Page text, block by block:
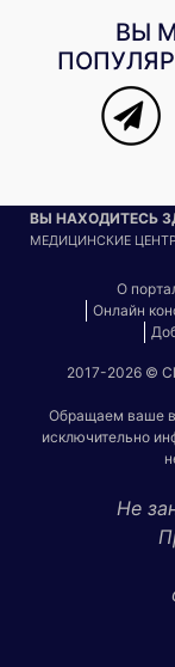
ВЫ
ВЫ НАХОДИТЕСЬ
МЕДИЦИНСКИЕ
О
Онлайн
2017-2026 ©
Обращаем ваше
исключительно
Не